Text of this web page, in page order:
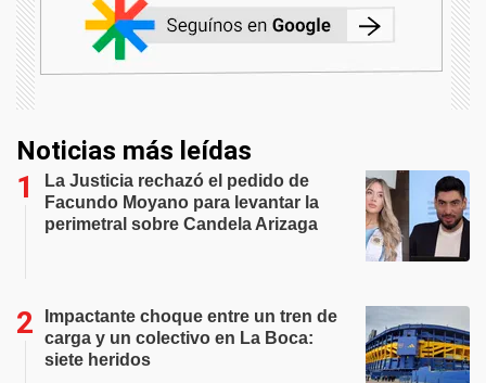
Noticias más leídas
La Justicia rechazó el pedido de
Facundo Moyano para levantar la
perimetral sobre Candela Arizaga
Impactante choque entre un tren de
carga y un colectivo en La Boca:
siete heridos